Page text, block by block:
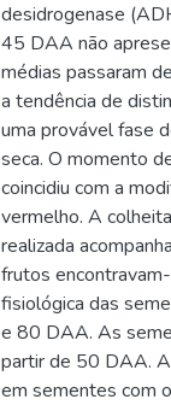
desidrogenase
45 DAA não
médias passaram
a tendência de
uma provável fase
seca. O momento
coincidiu com a
vermelho. A
realizada
frutos
fisiológica das
e 80 DAA. As
partir de 50 DAA.
em sementes com